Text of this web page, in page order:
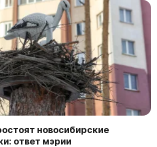
новосибирские
ответ мэрии